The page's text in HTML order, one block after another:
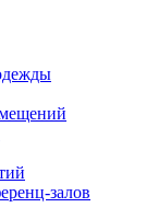
залов